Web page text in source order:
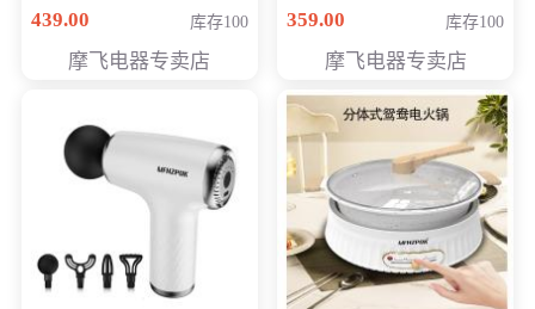
元
439.00 库存100
摩飞电器专卖店
168元
359.00 库存100
摩飞电器专卖店